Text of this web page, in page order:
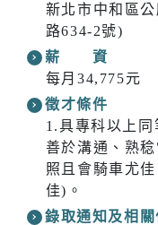
新北市中和區
路634-2號)
薪 資
每月34,775元
徵才條件
1.具專科以上同
善於溝通、熟
照且會騎車尤
佳)。
錄取通知及相關